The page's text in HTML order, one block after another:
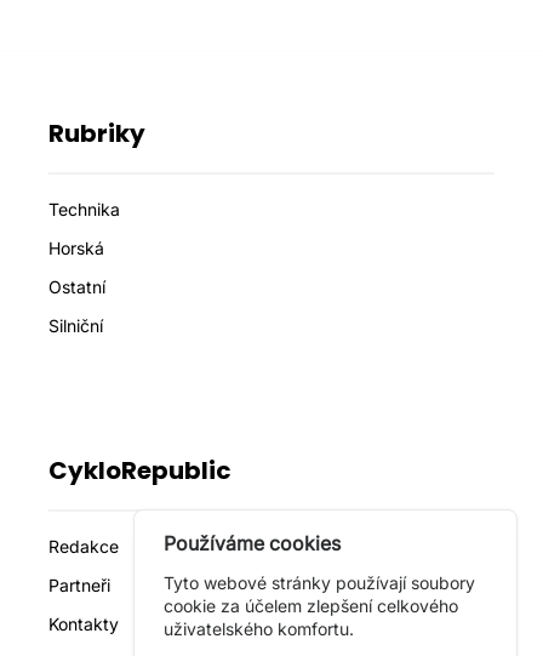
Rubriky
Technika
Horská
Ostatní
Silniční
CykloRepublic
Redakce
Partneři
Kontakty
Používáme cookies
Tyto webové stránky používají soubory
cookie za účelem zlepšení celkového
uživatelského komfortu.